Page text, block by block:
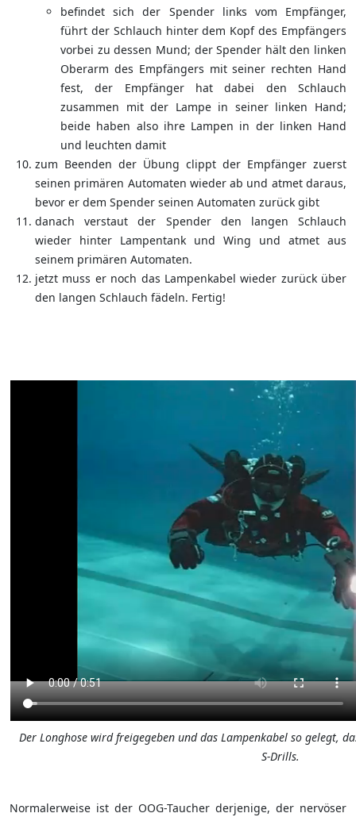
befindet sich der Spender links vom Empfänger,
führt der Schlauch hinter dem Kopf des Empfängers
vorbei zu dessen Mund; der Spender hält den linken
Oberarm des Empfängers mit seiner rechten Hand
fest, der Empfänger hat dabei den Schlauch
zusammen mit der Lampe in seiner linken Hand;
beide haben also ihre Lampen in der linken Hand
und leuchten damit
zum Beenden der Übung clippt der Empfänger zuerst
seinen primären Automaten wieder ab und atmet daraus,
bevor er dem Spender seinen Automaten zurück gibt
danach verstaut der Spender den langen Schlauch
wieder hinter Lampentank und Wing und atmet aus
seinem primären Automaten.
jetzt muss er noch das Lampenkabel wieder zurück über
den langen Schlauch fädeln. Fertig!
Der Longhose wird freigegeben und das Lampenkabel so gelegt,
S-Drills.
Normalerweise ist der OOG-Taucher derjenige, der nervöser